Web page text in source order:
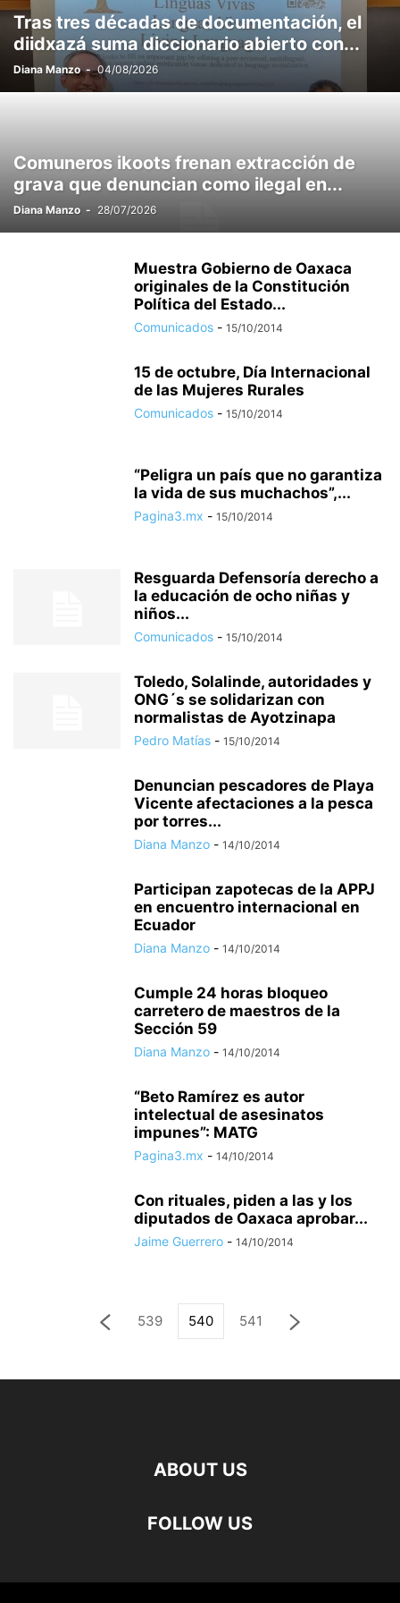
Tras tres décadas de documentación, el
diidxazá suma diccionario abierto con...
Diana Manzo - 04/08/2026
Comuneros ikoots frenan extracción de
grava que denuncian como ilegal en...
Diana Manzo - 28/07/2026
Muestra Gobierno de Oaxaca
originales de la Constitución
Política del Estado...
Comunicados - 15/10/2014
15 de octubre, Día Internacional
de las Mujeres Rurales
Comunicados - 15/10/2014
“Peligra un país que no garantiza
la vida de sus muchachos”,...
Pagina3.mx - 15/10/2014
Resguarda Defensoría derecho a
la educación de ocho niñas y
niños...
Comunicados - 15/10/2014
Toledo, Solalinde, autoridades y
ONG´s se solidarizan con
normalistas de Ayotzinapa
Pedro Matías - 15/10/2014
Denuncian pescadores de Playa
Vicente afectaciones a la pesca
por torres...
Diana Manzo - 14/10/2014
Participan zapotecas de la APPJ
en encuentro internacional en
Ecuador
Diana Manzo - 14/10/2014
Cumple 24 horas bloqueo
carretero de maestros de la
Sección 59
Diana Manzo - 14/10/2014
“Beto Ramírez es autor
intelectual de asesinatos
impunes”: MATG
Pagina3.mx - 14/10/2014
Con rituales, piden a las y los
diputados de Oaxaca aprobar...
Jaime Guerrero - 14/10/2014
539 540 541
ABOUT US
FOLLOW US